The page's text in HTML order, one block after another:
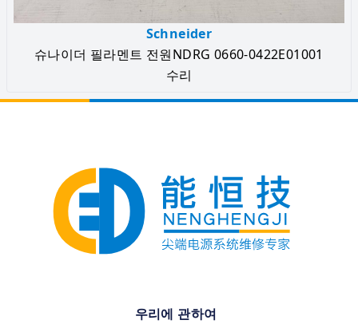
Schneider
슈나이더 필라멘트 전원NDRG 0660-0422E01001
수리
우리에 관하여